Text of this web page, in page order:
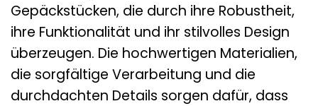
Gepäckstücken, die durch ihre Robustheit,
ihre Funktionalität und ihr stilvolles Design
überzeugen. Die hochwertigen Materialien,
die sorgfältige Verarbeitung und die
durchdachten Details sorgen dafür, dass